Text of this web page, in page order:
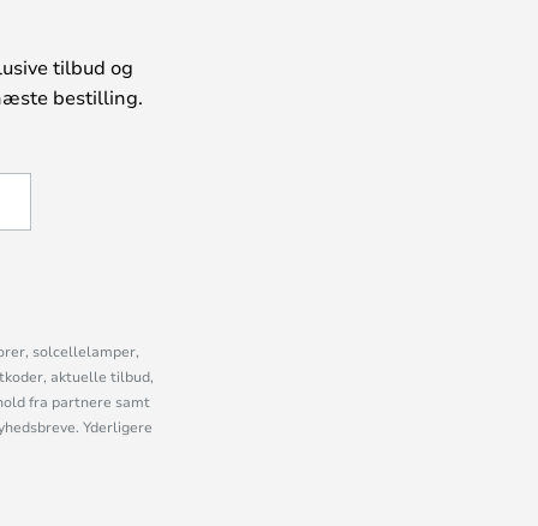
tilbud og
bestilling.
solcellelamper,
aktuelle tilbud,
fra partnere samt
Yderligere